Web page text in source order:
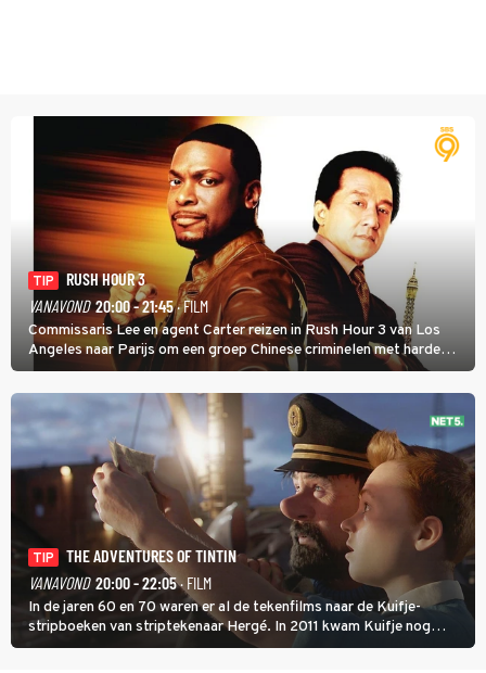
TIP
RUSH HOUR 3
VANAVOND 20:00 - 21:45· FILM
Commissaris Lee en agent Carter reizen in Rush Hour 3 van Los
Angeles naar Parijs om een groep Chinese criminelen met harde
hand aan te pakken.
TIP
THE ADVENTURES OF TINTIN
VANAVOND 20:00 - 22:05· FILM
In de jaren 60 en 70 waren er al de tekenfilms naar de Kuifje-
stripboeken van striptekenaar Hergé. In 2011 kwam Kuifje nog
meer tot leven in The Adventures of Tintin van Steven Spielberg.